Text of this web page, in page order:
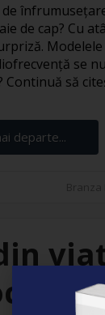
de cap? Cu
se
Continuă să
departe...
și